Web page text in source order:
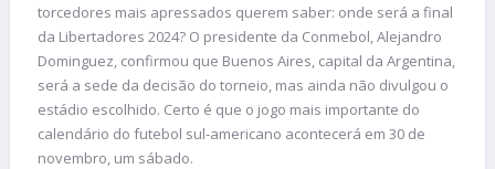
torcedores mais apressados querem saber: onde será a final
da Libertadores 2024? O presidente da Conmebol, Alejandro
Dominguez, confirmou que Buenos Aires, capital da Argentina,
será a sede da decisão do torneio, mas ainda não divulgou o
estádio escolhido. Certo é que o jogo mais importante do
calendário do futebol sul-americano acontecerá em 30 de
novembro, um sábado.